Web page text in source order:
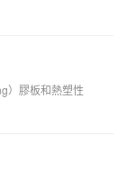
）膠板和熱塑性